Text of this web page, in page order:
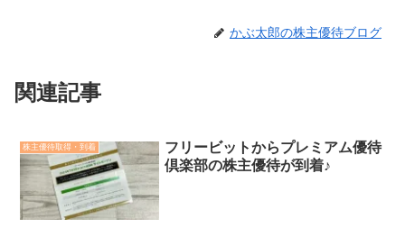
かぶ太郎の株主優待ブログ
関連記事
株主優待取得・到着
フリービットからプレミアム優待
倶楽部の株主優待が到着♪